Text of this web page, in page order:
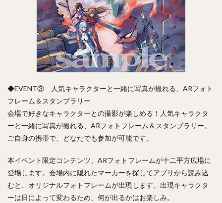
◆EVENT③ 人気キャラクターと一緒に写真が撮れる、ARフォト
フレーム＆スタンプラリー
会場で好きなキャラクターとの撮影が楽しめる！人気キャラクタ
ーと一緒に写真が撮れる、ARフォトフレーム＆スタンプラリー。
ご自身の携帯で、どなたでも参加が可能です。
本イベント限定コンテンツ、ARフォトフレームが十二平方広場に
登場します。会場内に隠れたマーカーを探してアプリから読み込
むと、オリジナルフォトフレームが出現します。出現キャラクタ
ーは日によって変わるため、何が出るかはお楽しみ。